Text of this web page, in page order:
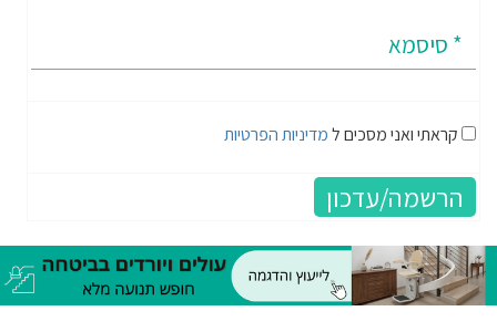
קראתי ואני מסכים למדיניות הפרטיות